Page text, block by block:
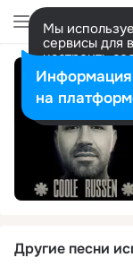
Мы
сервисы для
настроить
Разрешить
Другие песни
Информация
на